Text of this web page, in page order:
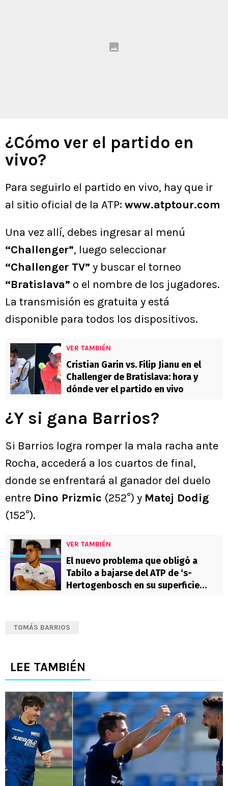
¿Cómo ver el partido en
vivo?
Para seguirlo el partido en vivo, hay que ir
al sitio oficial de la ATP: www.atptour.com
Una vez allí, debes ingresar al menú
“Challenger”, luego seleccionar
“Challenger TV” y buscar el torneo
“Bratislava” o el nombre de los jugadores.
La transmisión es gratuita y está
disponible para todos los dispositivos.
VER TAMBIÉN
Cristian Garin vs. Filip Jianu en el
Challenger de Bratislava: hora y
dónde ver el partido en vivo
¿Y si gana Barrios?
Si Barrios logra romper la mala racha ante
Rocha, accederá a los cuartos de final,
donde se enfrentará al ganador del duelo
entre Dino Prizmic (252°) y Matej Dodig
(152°).
VER TAMBIÉN
El nuevo problema que obligó a
Tabilo a bajarse del ATP de ‘s-
Hertogenbosch en su superficie
TOMÁS BARRIOS
LEE TAMBIÉN